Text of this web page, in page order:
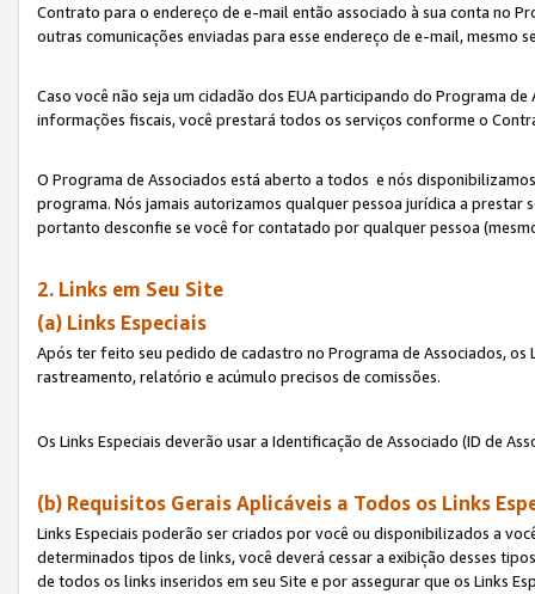
Contrato para o endereço de e-mail então associado à sua conta no
outras comunicações enviadas para esse endereço de e-mail,
Caso você não seja um cidadão dos EUA participando do Programa
informações fiscais, você prestará todos os serviços conforme o
O Programa de Associados está aberto a todos e nós
programa. Nós jamais autorizamos qualquer pessoa jurídica a
portanto desconfie se você for contatado por qualquer pessoa
2. Links em Seu Site
(a) Links Especiais
Após ter feito seu pedido de cadastro no Programa de Associados, os
rastreamento, relatório e acúmulo precisos de comissões.
Os Links Especiais deverão usar a Identificação de Associado (ID de
(b) Requisitos Gerais Aplicáveis a Todos os Links
Links Especiais poderão ser criados por você ou disponibilizados a
determinados tipos de links, você deverá cessar a exibição desses
de todos os links inseridos em seu Site e por assegurar que os Links